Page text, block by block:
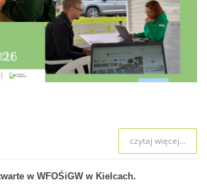
czytaj więcej...
w WFOŚiGW w Kielcach.